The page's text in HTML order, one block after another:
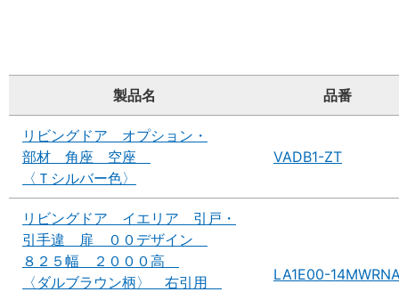
製品名 品番
リビングドア オプション・
部材 角座 空座
〈Ｔシルバー色〉
VADB1-ZT
リビングドア イエリア 引戸・
引手違 扉 ００デザイン
８２５幅 ２０００高
〈ダルブラウン柄〉 右引用
LA1E00-